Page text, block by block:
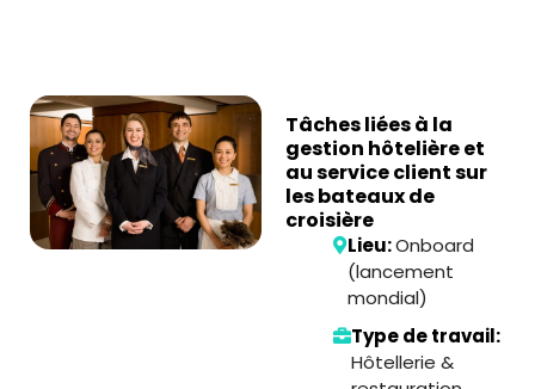
Tâches liées à la
gestion hôtelière et
au service client sur
les bateaux de
croisière
Lieu:Onboard
(lancement
mondial)
Type de travail:
Hôtellerie &